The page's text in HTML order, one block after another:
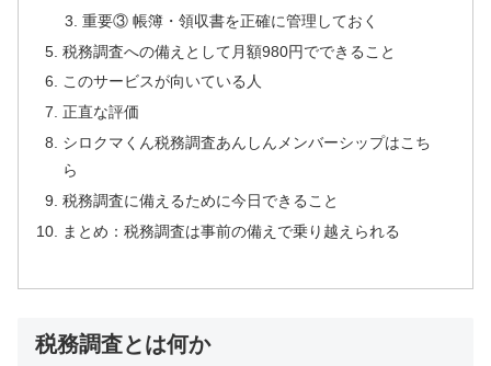
重要③ 帳簿・領収書を正確に管理しておく
税務調査への備えとして月額980円でできること
このサービスが向いている人
正直な評価
シロクマくん税務調査あんしんメンバーシップはこち
ら
税務調査に備えるために今日できること
まとめ：税務調査は事前の備えで乗り越えられる
税務調査とは何か